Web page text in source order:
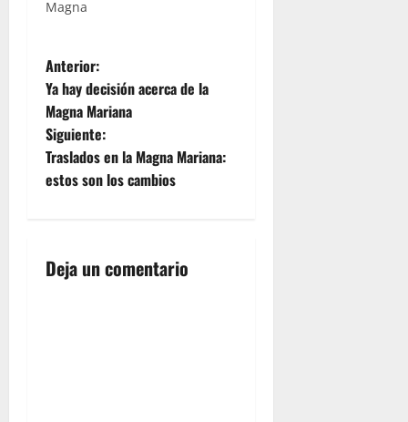
Magna
N
a
v
e
a
Anterior:
Ya hay decisión acerca de la
Magna Mariana
Siguiente:
Traslados en la Magna Mariana:
estos son los cambios
Deja un comentario